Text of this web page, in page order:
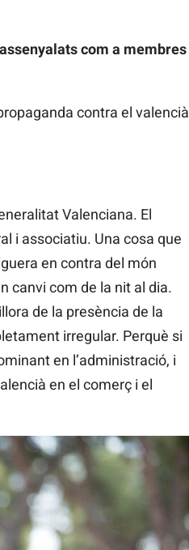
com a membres
contra el valencià
Valenciana. El
i associatiu. Una cosa que
en contra del món
canvi com de la nit al dia.
de la presència de la
irregular. Perquè si
en l’administració, i
en el comerç i el